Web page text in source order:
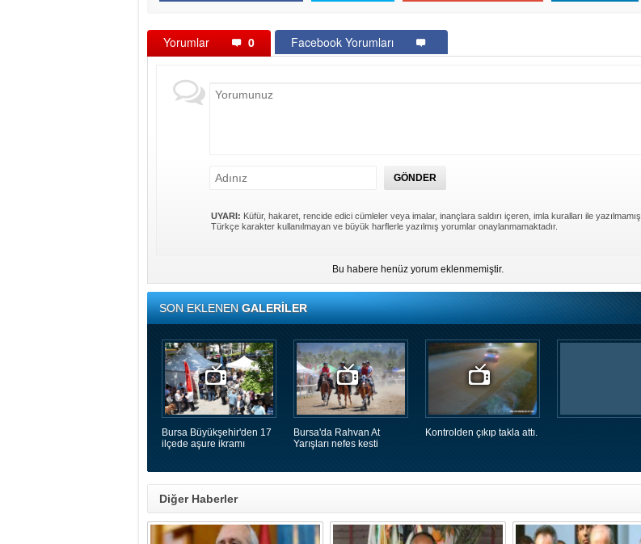
Yorumlar 0 Facebook Yorumları
UYARI: Küfür, hakaret, rencide edici cümleler veya imalar, inançlara saldırı içeren, imla kuralları ile yazılmamış,
Türkçe karakter kullanılmayan ve büyük harflerle yazılmış yorumlar onaylanmamaktadır.
Bu habere henüz yorum eklenmemiştir.
SON EKLENENGALERİLER
Bursa Büyükşehir'den 17
ilçede aşure ikramı
Bursa'da Rahvan At
Yarışları nefes kesti
Kontrolden çıkıp takla attı.
Diğer Haberler